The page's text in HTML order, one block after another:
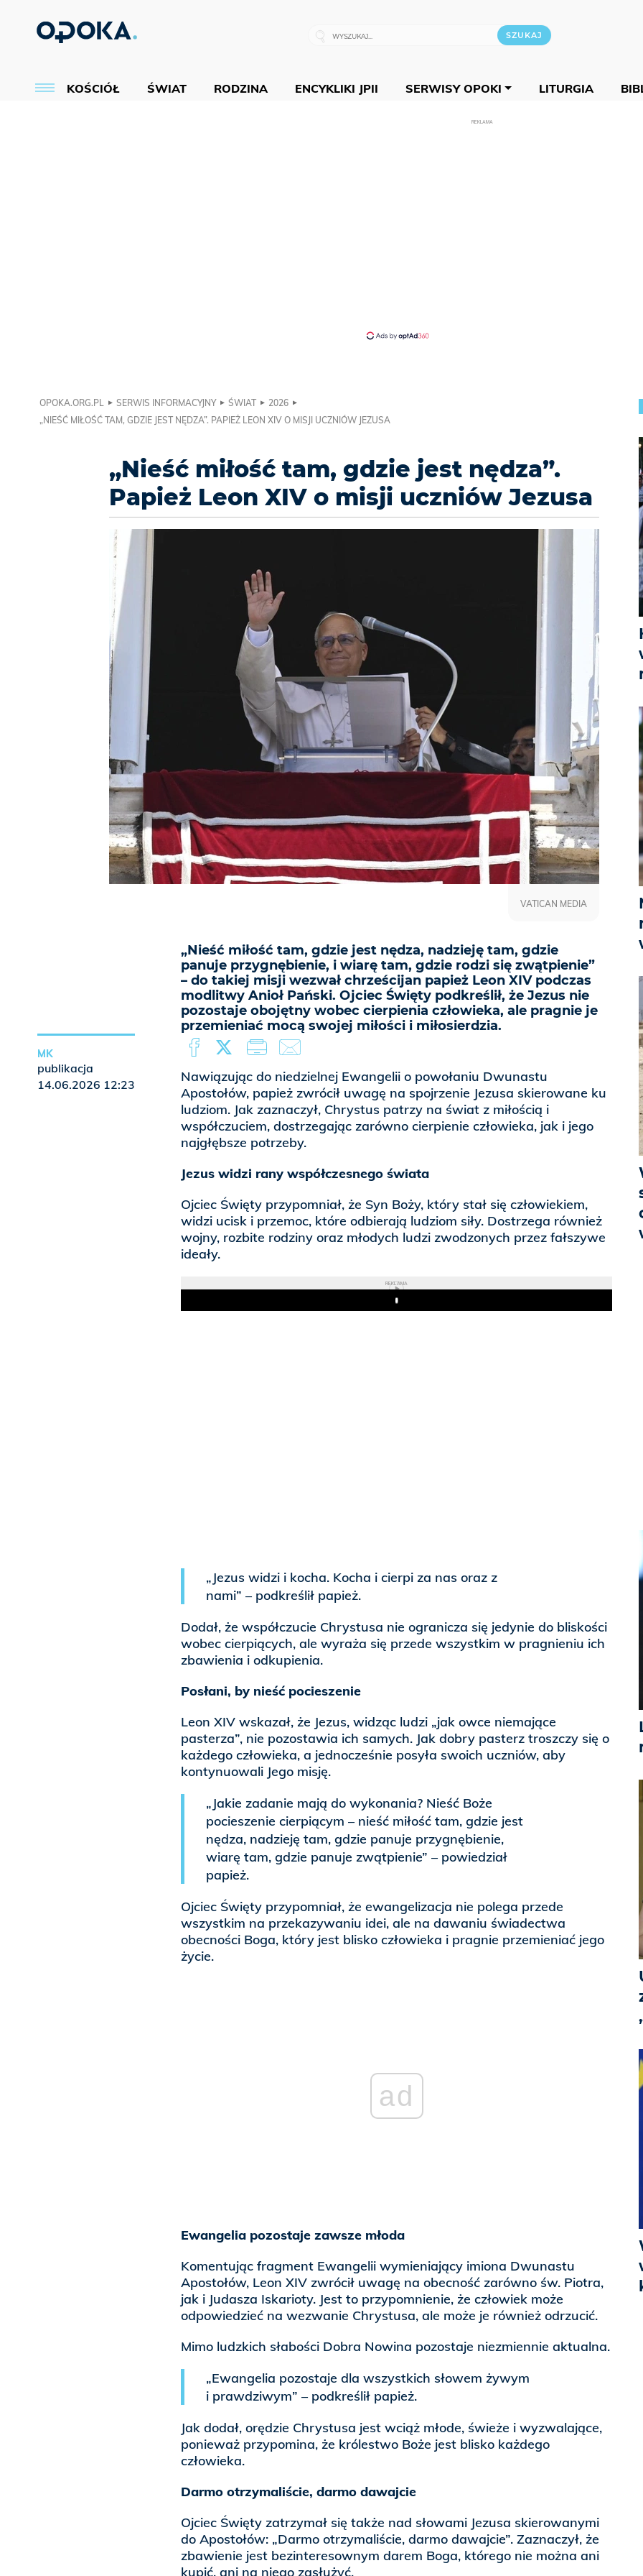
KOŚCIÓŁ ŚWIAT RODZINA ENCYKLIKI JPII SERWISY OPOKI LITURGIA
REKLAMA
OPOKA.ORG.PL SERWIS INFORMACYJNY ŚWIAT
2026
„NIEŚĆ MIŁOŚĆ TAM, GDZIE JEST NĘDZA”. PAPIEŻ LEON XIV O MISJI UCZNIÓW JEZUSA
„Nieść miłość tam, gdzie jest nędza”.
Papież Leon XIV o misji uczniów Jezusa
„Nieść miłość tam, gdzie jest nędza, nadzieję tam, gdzie
panuje przygnębienie, i wiarę tam, gdzie rodzi się zwątpienie”
– do takiej misji wezwał chrześcijan papież Leon XIV podczas
modlitwy Anioł Pański. Ojciec Święty podkreślił, że Jezus nie
pozostaje obojętny wobec cierpienia człowieka, ale pragnie je
przemieniać mocą swojej miłości i miłosierdzia.
VATICAN MEDIA
Nawiązując do niedzielnej Ewangelii o powołaniu Dwunastu
Apostołów, papież zwrócił uwagę na spojrzenie Jezusa skierowane ku
ludziom. Jak zaznaczył, Chrystus patrzy na świat z miłością i
współczuciem, dostrzegając zarówno cierpienie człowieka, jak i jego
najgłębsze potrzeby.
Jezus widzi rany współczesnego świata
Ojciec Święty przypomniał, że Syn Boży, który stał się człowiekiem,
widzi ucisk i przemoc, które odbierają ludziom siły. Dostrzega również
wojny, rozbite rodziny oraz młodych ludzi zwodzonych przez fałszywe
ideały.
REKLAMA
Play
„Jezus widzi i kocha. Kocha i cierpi za nas oraz z
nami” – podkreślił papież.
Dodał, że współczucie Chrystusa nie ogranicza się jedynie do bliskości
wobec cierpiących, ale wyraża się przede wszystkim w pragnieniu ich
zbawienia i odkupienia.
Posłani, by nieść pocieszenie
Leon XIV wskazał, że Jezus, widząc ludzi „jak owce niemające
pasterza”, nie pozostawia ich samych. Jak dobry pasterz troszczy się o
każdego człowieka, a jednocześnie posyła swoich uczniów, aby
kontynuowali Jego misję.
„Jakie zadanie mają do wykonania? Nieść Boże
pocieszenie cierpiącym – nieść miłość tam, gdzie jest
nędza, nadzieję tam, gdzie panuje przygnębienie,
wiarę tam, gdzie panuje zwątpienie” – powiedział
papież.
Ojciec Święty przypomniał, że ewangelizacja nie polega przede
wszystkim na przekazywaniu idei, ale na dawaniu świadectwa
obecności Boga, który jest blisko człowieka i pragnie przemieniać jego
życie.
ad
Ewangelia pozostaje zawsze młoda
Komentując fragment Ewangelii wymieniający imiona Dwunastu
Apostołów, Leon XIV zwrócił uwagę na obecność zarówno św. Piotra,
jak i Judasza Iskarioty. Jest to przypomnienie, że człowiek może
odpowiedzieć na wezwanie Chrystusa, ale może je również odrzucić.
Mimo ludzkich słabości Dobra Nowina pozostaje niezmiennie aktualna.
„Ewangelia pozostaje dla wszystkich słowem żywym
i prawdziwym” – podkreślił papież.
Jak dodał, orędzie Chrystusa jest wciąż młode, świeże i wyzwalające,
ponieważ przypomina, że królestwo Boże jest blisko każdego
człowieka.
Darmo otrzymaliście, darmo dawajcie
Ojciec Święty zatrzymał się także nad słowami Jezusa skierowanymi
do Apostołów: „Darmo otrzymaliście, darmo dawajcie”. Zaznaczył, że
zbawienie jest bezinteresownym darem Boga, którego nie można ani
kupić, ani na niego zasłużyć.
MK
publikacja
14.06.2026 12:23